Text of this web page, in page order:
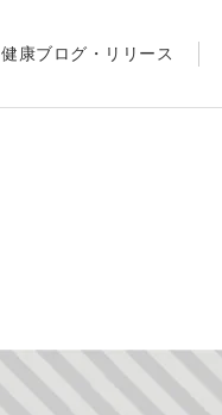
健康ブログ・リリース